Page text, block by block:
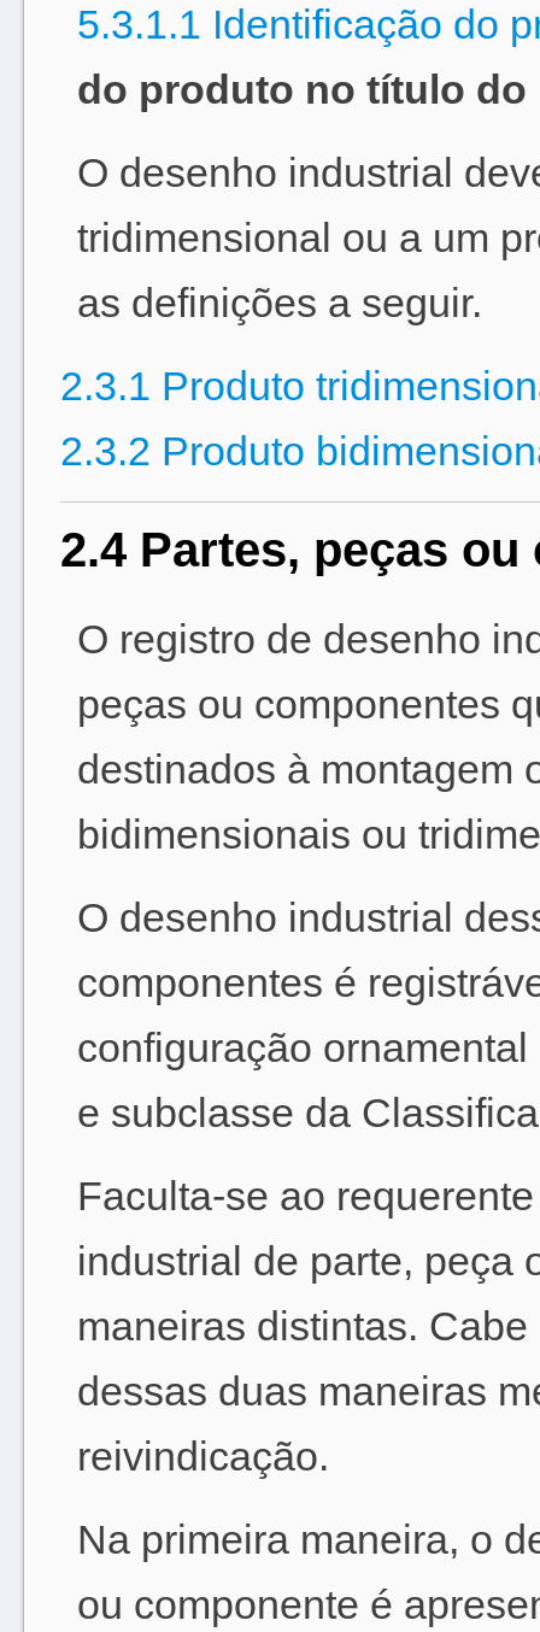
5.3.1.1 Identificação do
do produto no título do
O desenho industrial
tridimensional ou a um
as definições a seguir.
2.3.1 Produto
2.3.2 Produto
2.4 Partes, peças
O registro de desenho
peças ou componentes
destinados à montagem
bidimensionais ou
O desenho industrial
componentes é
configuração
e subclasse da
Faculta-se ao
industrial de parte, peça
maneiras distintas.
dessas duas maneiras
reivindicação.
Na primeira maneira, o
ou componente é